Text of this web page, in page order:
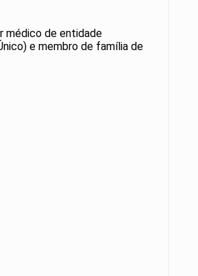
médico de entidade
e membro de família de